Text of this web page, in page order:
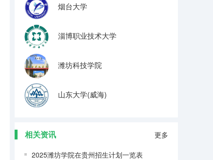
烟台大学
淄博职业技术大学
潍坊科技学院
山东大学(威海)
相关资讯 更多
2025潍坊学院在贵州招生计划一览表